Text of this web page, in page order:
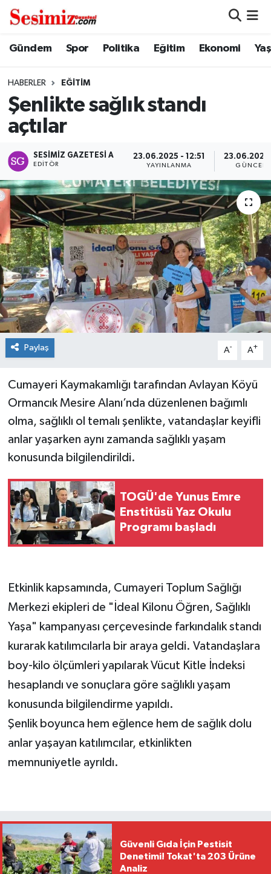
Gündem Spor Politika Eğitim Ekonomi
HABERLER EĞITIM
Şenlikte sağlık standı
açtılar
SESIMIZ GAZETESI A
EDITÖR
23.06.2025 - 12:51
YAYINLANMA
23.06.2025
Paylaş A- A+
Cumayeri Kaymakamlığı tarafından Avlayan Köyü
Ormancık Mesire Alanı’nda düzenlenen bağımlı
olma, sağlıklı ol temalı şenlikte, vatandaşlar keyifli
anlar yaşarken aynı zamanda sağlıklı yaşam
konusunda bilgilendirildi.
TOGÜ'de Yunus Emre
Enstitüsü Yaz Okulu
Programı başladı
Etkinlik kapsamında, Cumayeri Toplum Sağlığı
Merkezi ekipleri de "İdeal Kilonu Öğren, Sağlıklı
Yaşa" kampanyası çerçevesinde farkındalık standı
kurarak katılımcılarla bir araya geldi. Vatandaşlara
boy-kilo ölçümleri yapılarak Vücut Kitle İndeksi
hesaplandı ve sonuçlara göre sağlıklı yaşam
konusunda bilgilendirme yapıldı.
Şenlik boyunca hem eğlence hem de sağlık dolu
anlar yaşayan katılımcılar, etkinlikten
memnuniyetle ayrıldı.
Güvenli Gıda İçin Pestisit
Denetimi! Tokat'ta 203 Ürüne
Analiz
Dünya
Ekonomi
Gündem
Magazin
Politika
Sağlık
Spor
Teknoloji
Tokat Haberleri
Yaşam
Nöbetçi Eczaneler
Hava Durumu
Namaz Vakitleri
Süper Lig Puan Durumu ve Fikstür
Tüm Manşetler
Son Dakika Haberleri
Haber Arşivi